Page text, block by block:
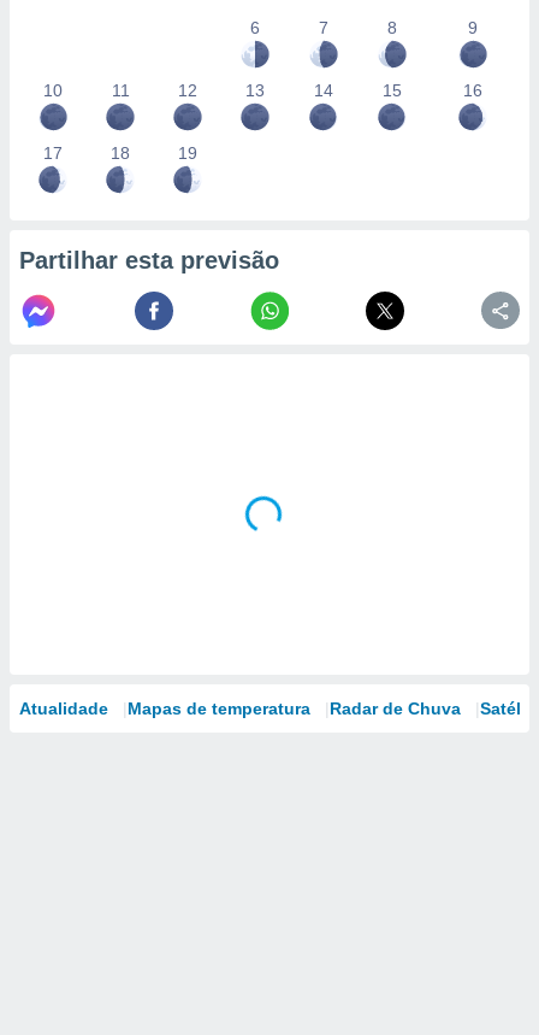
6
7 8 9
10 11 12 13 14 15 16
17 18 19
Partilhar esta previsão
Atualidade Mapas de temperatura Radar de Chuva